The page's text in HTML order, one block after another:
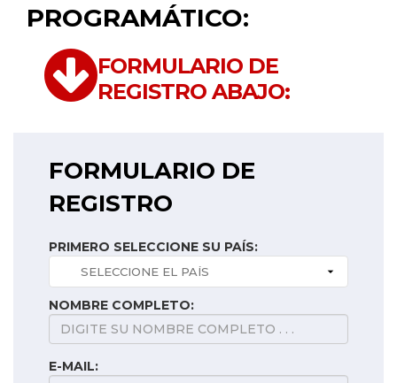
PROGRAMÁTICO:
FORMULARIO DE
REGISTRO ABAJO:
FORMULARIO DE
REGISTRO
PRIMERO SELECCIONE SU PAÍS:
NOMBRE COMPLETO:
E-MAIL: